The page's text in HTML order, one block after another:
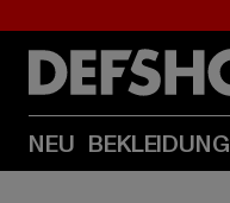
NEU BEKLEIDUNG